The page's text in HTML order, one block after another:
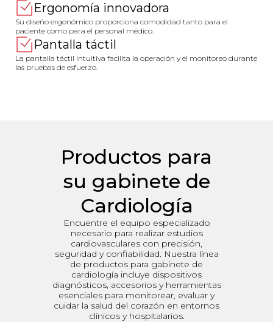
Ergonomía innovadora
Su diseño ergonómico proporciona comodidad tanto para el
paciente como para el personal médico.
Pantalla táctil
La pantalla táctil intuitiva facilita la operación y el monitoreo durante
las pruebas de esfuerzo.
Productos para
su gabinete de
Cardiología
Encuentre el equipo especializado
necesario para realizar estudios
cardiovasculares con precisión,
seguridad y confiabilidad. Nuestra línea
de productos para gabinete de
cardiología incluye dispositivos
diagnósticos, accesorios y herramientas
esenciales para monitorear, evaluar y
cuidar la salud del corazón en entornos
clínicos y hospitalarios.